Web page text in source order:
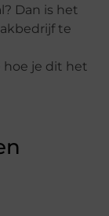
Dan is het
te
hoe je dit het